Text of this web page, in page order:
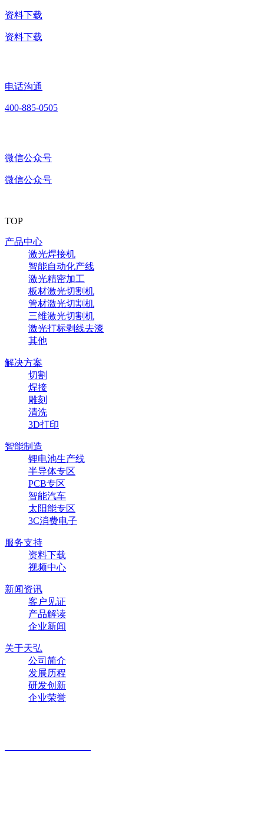
资料下载
资料下载
电话沟通
400-885-0505
微信公众号
微信公众号
TOP
产品中心
激光焊接机
智能自动化产线
激光精密加工
板材激光切割机
管材激光切割机
三维激光切割机
激光打标剥线去漆
其他
解决方案
切割
焊接
雕刻
清洗
3D打印
智能制造
锂电池生产线
半导体专区
PCB专区
智能汽车
太阳能专区
3C消费电子
服务支持
资料下载
视频中心
新闻资讯
客户见证
产品解读
企业新闻
关于天弘
公司简介
发展历程
研发创新
企业荣誉